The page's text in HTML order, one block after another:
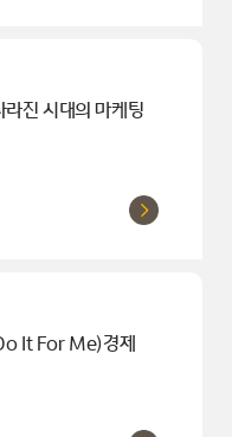
진 시대의 마케팅
It For Me)경제